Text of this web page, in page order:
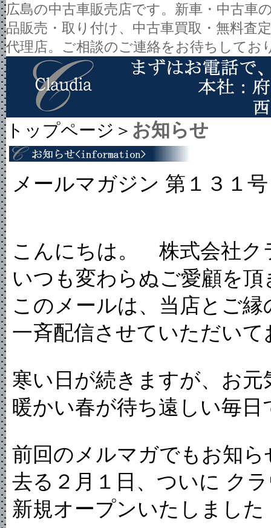
広島の中古車販売店です。新車・中古車
品販売・取り付け、中古車買取・無料査
代理店。ご相談のご連絡をお待ちしてお
トップページ＞ お知らせ
メールマガジン 第１３１号
こんにちは。 株式会社ク
いつも変わらぬご愛顧を
このメールは、当店とご
一斉配信させていただいて
寒い日が続きますが、お
暖かい春が待ち遠しい毎日
前回のメルマガでもお知
去る２月１日、ついに ク
新規オープンいたしました